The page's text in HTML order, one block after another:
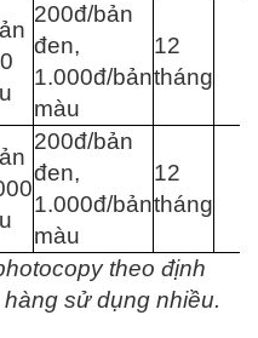
200đ/bản
đen,
1.000đ/bản
màu
12
tháng
200đ/bản
đen,
1.000đ/bản
màu
12
tháng
theo định
sử dụng nhiều.